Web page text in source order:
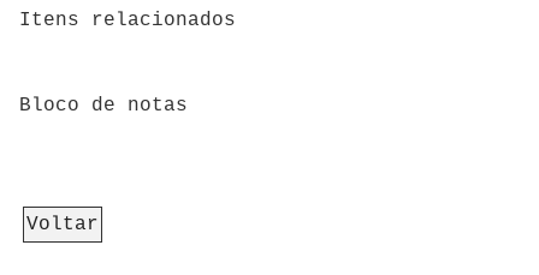
Itens relacionados
Bloco de notas
Voltar